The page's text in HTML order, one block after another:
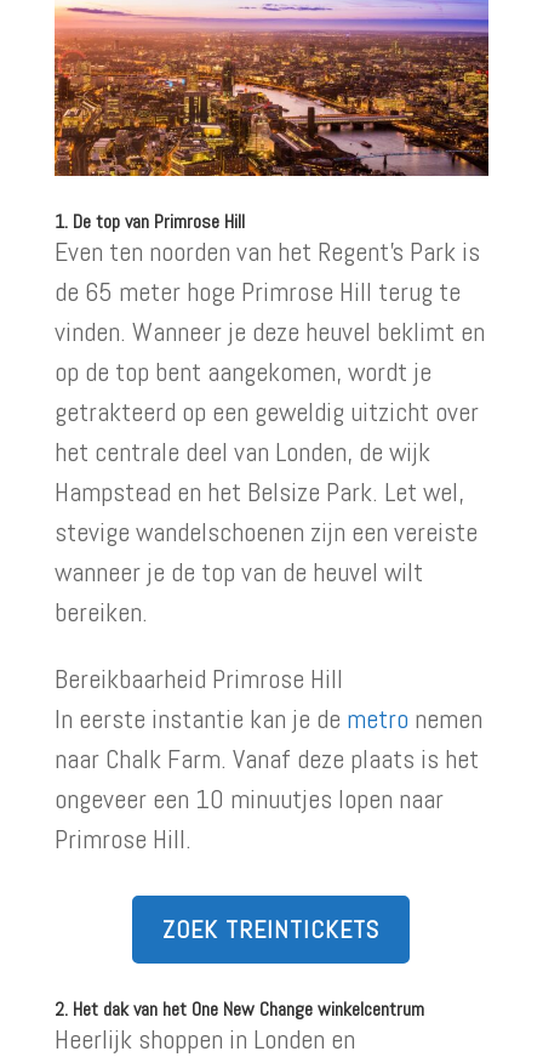
1. De top van Primrose Hill
Even ten noorden van het Regent’s Park is
de 65 meter hoge Primrose Hill terug te
vinden. Wanneer je deze heuvel beklimt en
op de top bent aangekomen, wordt je
getrakteerd op een geweldig uitzicht over
het centrale deel van Londen, de wijk
Hampstead en het Belsize Park. Let wel,
stevige wandelschoenen zijn een vereiste
wanneer je de top van de heuvel wilt
bereiken.
Bereikbaarheid Primrose Hill
In eerste instantie kan je de metro nemen
naar Chalk Farm. Vanaf deze plaats is het
ongeveer een 10 minuutjes lopen naar
Primrose Hill.
ZOEK TREINTICKETS
2. Het dak van het One New Change winkelcentrum
Heerlijk shoppen in Londen en